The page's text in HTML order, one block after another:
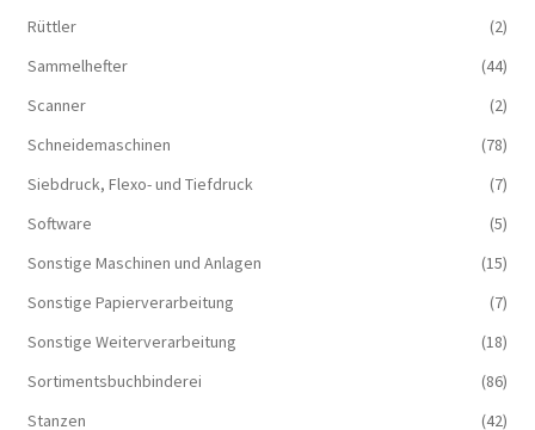
Rüttler
(2)
Sammelhefter
(44)
Scanner
(2)
Schneidemaschinen
(78)
Siebdruck, Flexo- und Tiefdruck
(7)
Software
(5)
Sonstige Maschinen und Anlagen
(15)
Sonstige Papierverarbeitung
(7)
Sonstige Weiterverarbeitung
(18)
Sortimentsbuchbinderei
(86)
Stanzen
(42)